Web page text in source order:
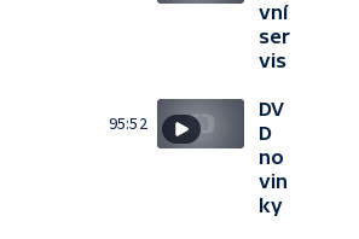
vní
ser
vis
95:52
DV
D
no
vin
ky